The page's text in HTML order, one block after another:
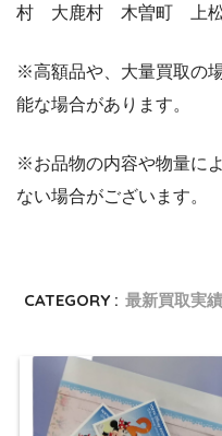
村 大鹿村 木曽町 上
※高額品や、大量買取の
能な場合があります。
※お品物の内容や物量に
ない場合がございます。
CATEGORY : 最新買取実績